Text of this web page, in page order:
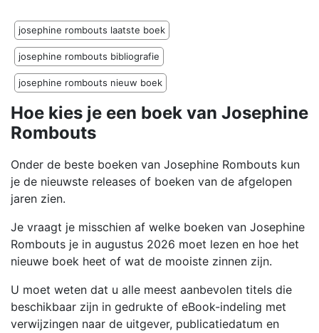
josephine rombouts laatste boek
josephine rombouts bibliografie
josephine rombouts nieuw boek
Hoe kies je een boek van Josephine
Rombouts
Onder de beste boeken van Josephine Rombouts kun
je de nieuwste releases of boeken van de afgelopen
jaren zien.
Je vraagt je misschien af welke boeken van Josephine
Rombouts je in augustus 2026 moet lezen en hoe het
nieuwe boek heet of wat de mooiste zinnen zijn.
U moet weten dat u alle meest aanbevolen titels die
beschikbaar zijn in gedrukte of eBook-indeling met
verwijzingen naar de uitgever, publicatiedatum en